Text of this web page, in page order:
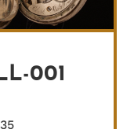
001